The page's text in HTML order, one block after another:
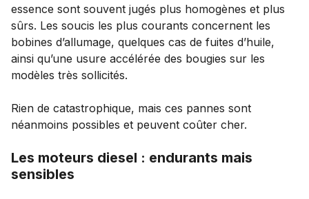
essence sont souvent jugés plus homogènes et plus
sûrs. Les soucis les plus courants concernent les
bobines d’allumage, quelques cas de fuites d’huile,
ainsi qu’une usure accélérée des bougies sur les
modèles très sollicités.
Rien de catastrophique, mais ces pannes sont
néanmoins possibles et peuvent coûter cher.
Les moteurs diesel : endurants mais
sensibles